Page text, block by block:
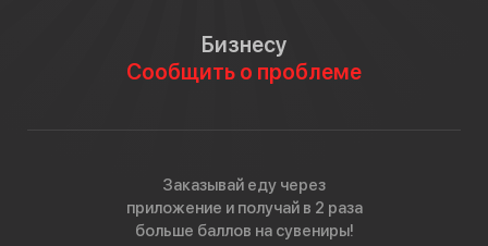
Бизнесу
Сообщить о проблеме
Заказывай еду через
приложение и получай в 2 раза
больше баллов на сувениры!